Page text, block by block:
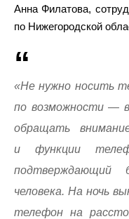
Анна Филатова,
по Нижегородской
«Не нужно носить
по возможности —
обращать
и функции
подтверждающий
человека. На ночь
телефон на